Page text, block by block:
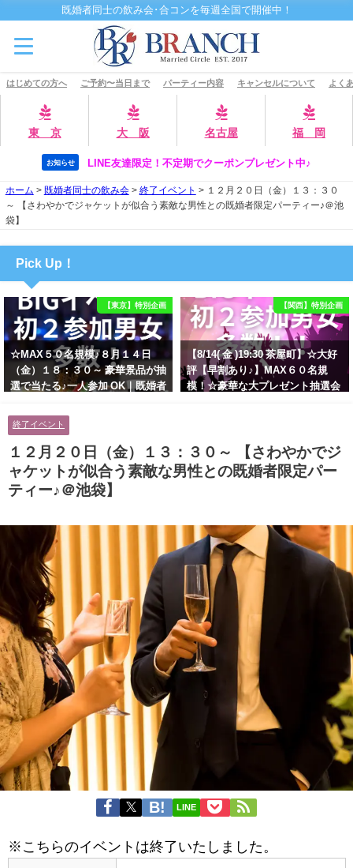
既婚者同士の飲み会･合コンを毎週全国で開催中！
はじめての方へ ご予約〜当日まで パーティー内容 キャンセルについて よく
東 京 大 阪 名古屋 福 岡
お知らせ LINE友達限定！不定期でクーポンプレゼント中♪
ホーム > 既婚者同士の飲み会> 終了イベント > １２月２０日（金）１３：３０
～ 【さわやかでジャケットが似合う素敵な男性との既婚者限定パーティー♪＠池
袋】
Pick Up！
【東京】特別企画
☆MAX５０名規模♪８月１４日
（金）１８：３０～ 豪華景品が抽
選で当たる♪一人参加 OK｜既婚者
に余裕のある健康的なオシャレ男
性と美容好きで優しさのある大人
女性の既婚者限定ビッグパーティ
ー♪＠池袋】
【関西】特別企画
【8/14( 金 )19:30 茶屋町】☆大好
評【早割あり♪】MAX６０名規
模！☆豪華な大プレゼント抽選会
ティー♪＠茶屋町】
終了イベント
１２月２０日（金）１３：３０～ 【さわやかでジ
ャケットが似合う素敵な男性との既婚者限定パー
ティー♪＠池袋】
LINE
※こちらのイベントは終了いたしました。